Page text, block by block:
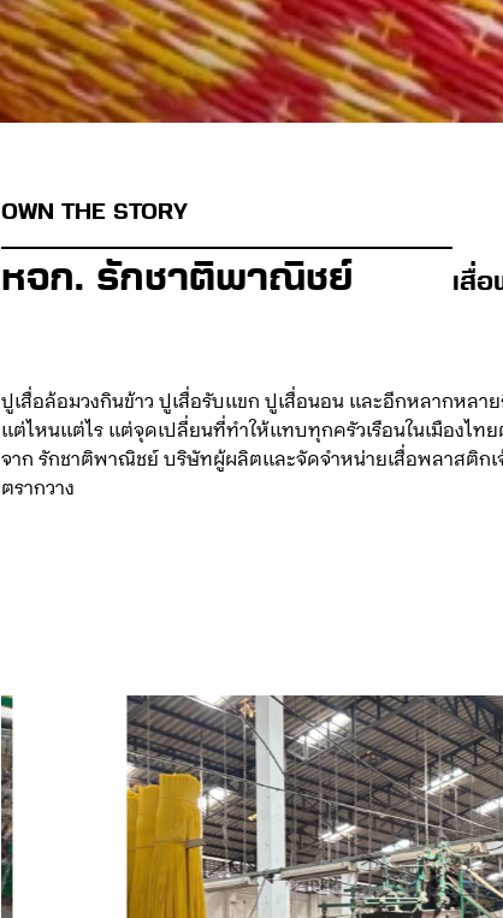
OWN THE STORY
หจก. รักชาติพาณิชย์ เสื่
ปูเสื่อล้อมวงกินข้าว ปูเสื่อรับแขก ปูเสื่อนอน และอีกหลากหลา
แต่ไหนแต่ไร แต่จุดเปลี่ยนที่ทำให้แทบทุกครัวเรือนในเมืองไท
จาก รักชาติพาณิชย์ บริษัทผู้ผลิตและจัดจำหน่ายเสื่อพลาสติกเ
ตรากวาง